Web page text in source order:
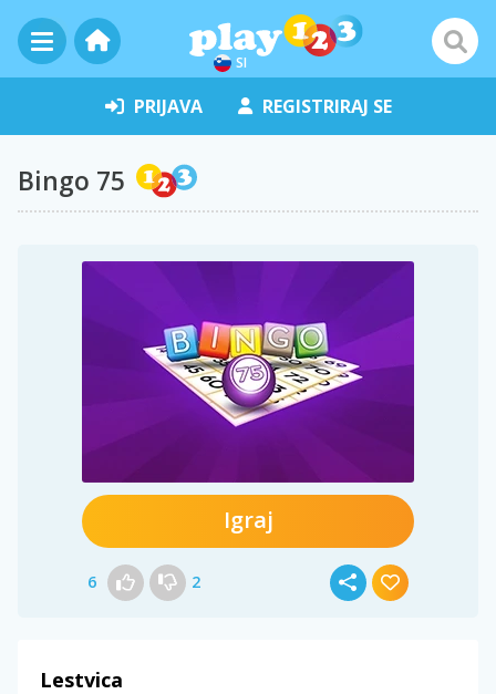
SI
PRIJAVA REGISTRIRAJ SE
Bingo 75
Igraj
6 2
Lestvica